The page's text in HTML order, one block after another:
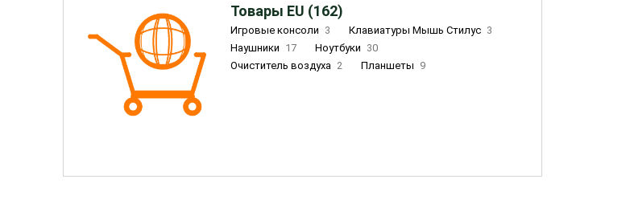
Товары EU (162)
Игровые консоли 3 Клавиатуры Мышь Стилус 3
Наушники 17 Ноутбуки 30
Очиститель воздуха 2 Планшеты 9